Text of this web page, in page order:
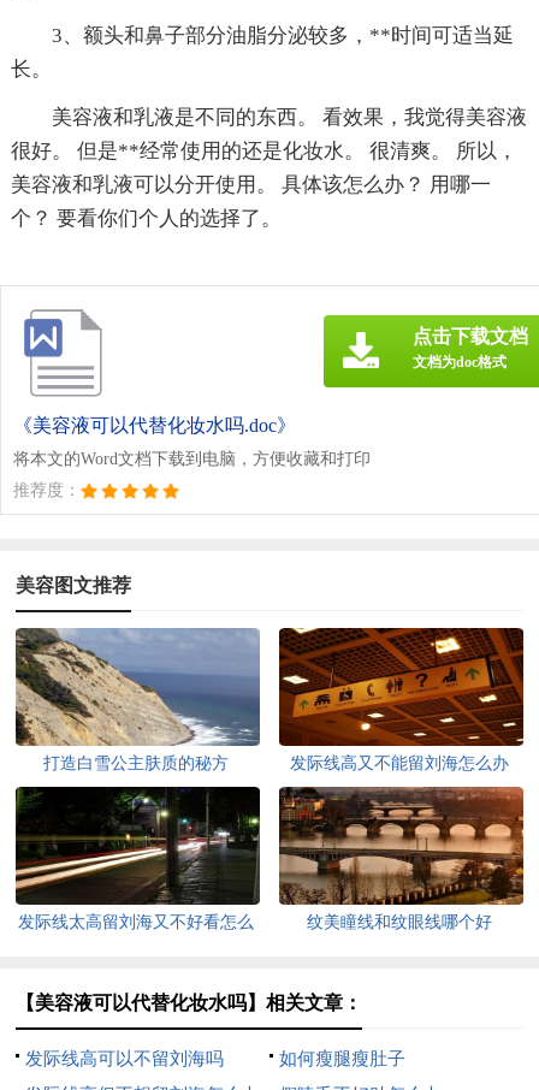
3、额头和鼻子部分油脂分泌较多，**时间可适当延
长。
美容液和乳液是不同的东西。 看效果，我觉得美容液
很好。 但是**经常使用的还是化妆水。 很清爽。 所以，
美容液和乳液可以分开使用。 具体该怎么办？ 用哪一
个？ 要看你们个人的选择了。
《美容液可以代替化妆水吗.doc》
将本文的Word文档下载到电脑，方便收藏和打印
推荐度：
点击下载文档
文档为doc格式
美容图文推荐
打造白雪公主肤质的秘方 发际线高又不能留刘海怎么办
发际线太高留刘海又不好看怎么
纹美瞳线和纹眼线哪个好
【美容液可以代替化妆水吗】相关文章：
发际线高可以不留刘海吗
如何瘦腿瘦肚子